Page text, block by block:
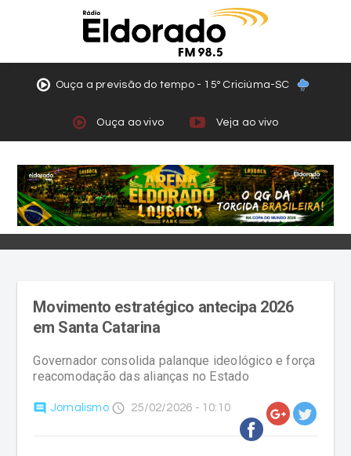
Ouça a previsão do tempo - 15º Criciúma-SC
Ouça ao vivo Veja ao vivo
Movimento estratégico antecipa 2026
em Santa Catarina
Governador consolida palanque ideológico e força
reacomodação das alianças no Estado
comment Jornalismo access_time 25/02/2026 - 10:10